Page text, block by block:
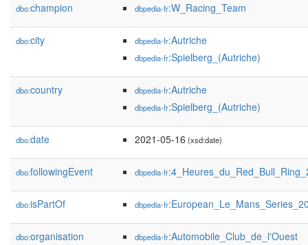
dbo:champion dbpedia-fr:W_Racing_Team
dbo:city dbpedia-fr:Autriche
dbpedia-fr:Spielberg_(Autriche)
dbo:country dbpedia-fr:Autriche
dbpedia-fr:Spielberg_(Autriche)
dbo:date 2021-05-16 (xsd:date)
dbo:followingEvent dbpedia-fr
dbo:isPartOf dbpedia-fr
dbo:organisation dbpedia-fr:Automobile_Club_de_l'Ouest